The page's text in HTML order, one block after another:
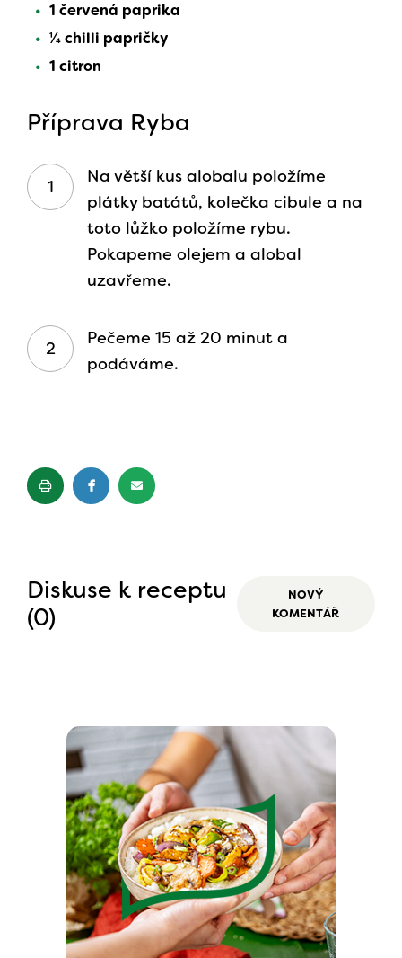
1 červená paprika
1⁄4 chilli papričky
1 citron
Příprava Ryba
Na větší kus alobalu položíme
plátky batátů, kolečka cibule a na
toto lůžko položíme rybu.
Pokapeme olejem a alobal
uzavřeme.
Pečeme 15 až 20 minut a
podáváme.
Diskuse k receptu
(0)
NOVÝ
KOMENTÁŘ